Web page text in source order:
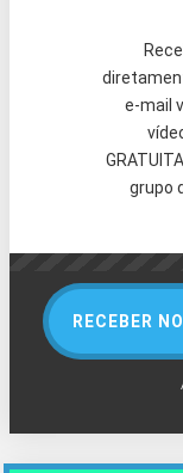
e-mail
grupo
RECEBER